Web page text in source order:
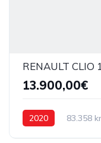
RENAULT CLIO
13.900,00€
2020 83.358